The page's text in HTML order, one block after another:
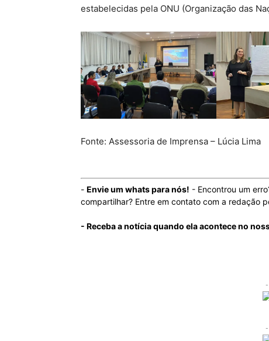
estabelecidas pela ONU (Organização das
Fonte: Assessoria de Imprensa – Lúcia Lima
- Envie um whats para nós! - Encontrou um
compartilhar? Entre em contato com a redação
- Receba a notícia quando ela acontece no
-
-